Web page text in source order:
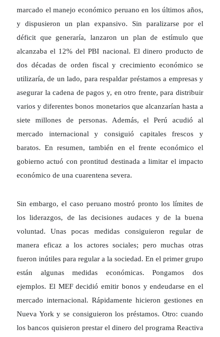
marcado el manejo económico peruano en los últimos años,
y dispusieron un plan expansivo. Sin paralizarse por el
déficit que generaría, lanzaron un plan de estímulo que
alcanzaba el 12% del PBI nacional. El dinero producto de
dos décadas de orden fiscal y crecimiento económico se
utilizaría, de un lado, para respaldar préstamos a empresas y
asegurar la cadena de pagos y, en otro frente, para distribuir
varios y diferentes bonos monetarios que alcanzarían hasta a
siete millones de personas. Además, el Perú acudió al
mercado internacional y consiguió capitales frescos y
baratos. En resumen, también en el frente económico el
gobierno actuó con prontitud destinada a limitar el impacto
económico de una cuarentena severa.
Sin embargo, el caso peruano mostró pronto los límites de
los liderazgos, de las decisiones audaces y de la buena
voluntad. Unas pocas medidas consiguieron regular de
manera eficaz a los actores sociales; pero muchas otras
fueron inútiles para regular a la sociedad. En el primer grupo
están algunas medidas económicas. Pongamos dos
ejemplos. El MEF decidió emitir bonos y endeudarse en el
mercado internacional. Rápidamente hicieron gestiones en
Nueva York y se consiguieron los préstamos. Otro: cuando
los bancos quisieron prestar el dinero del programa Reactiva